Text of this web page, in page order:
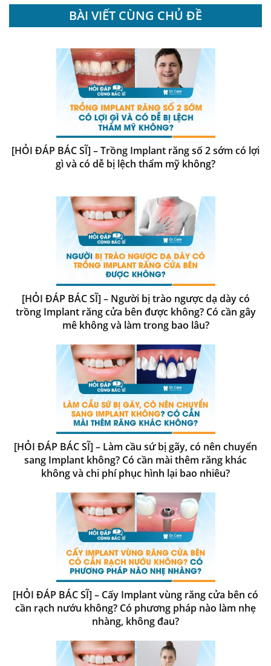
BÀI VIẾT CÙNG CHỦ ĐỀ
[HỎI ĐÁP BÁC SĨ] – Trồng Implant răng số 2 sớm có lợi
gì và có dễ bị lệch thẩm mỹ không?
[HỎI ĐÁP BÁC SĨ] – Người bị trào ngược dạ dày có
trồng Implant răng cửa bên được không? Có cần gây
mê không và làm trong bao lâu?
[HỎI ĐÁP BÁC SĨ] – Làm cầu sứ bị gãy, có nên chuyển
sang Implant không? Có cần mài thêm răng khác
không và chi phí phục hình lại bao nhiêu?
[HỎI ĐÁP BÁC SĨ] – Cấy Implant vùng răng cửa bên có
cần rạch nướu không? Có phương pháp nào làm nhẹ
nhàng, không đau?